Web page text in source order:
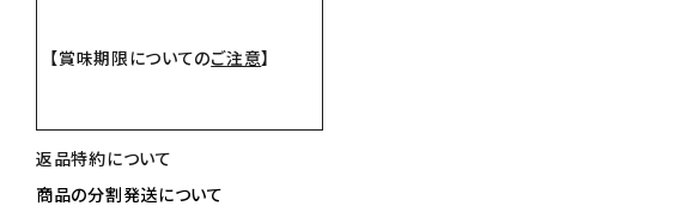
【賞味期限についてのご注意】
返品特約について
商品の分割発送について